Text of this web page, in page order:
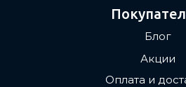
Блог
Акции
Оплата и